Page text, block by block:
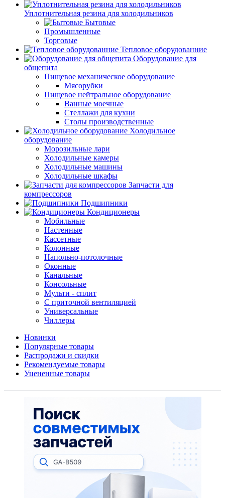
Уплотнительная резина для холодильников
Бытовые
Промышленные
Торговые
Тепловое оборудованние
Оборудование для
общепита
Пищевое механическое оборудование
Мясорубки
Пищевое нейтральное оборудование
Ванные моечные
Стеллажи для кухни
Столы производственные
Холодильное
оборудование
Морозильные лари
Холодильные камеры
Холодильные машины
Холодильные шкафы
Запчасти для
компрессоров
Подшипники
Кондиционеры
Мобильные
Настенные
Кассетные
Колонные
Напольно-потолочные
Оконные
Канальные
Консольные
Мульти - сплит
С приточной вентиляцией
Универсальные
Чиллеры
Новинки
Популярные товары
Распродажи и скидки
Рекомендуемые товары
Уцененные товары